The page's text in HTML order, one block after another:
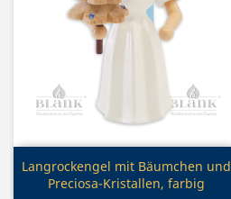
Vorschau
Langrockengel mit Bäumchen und
Preciosa-Kristallen, farbig